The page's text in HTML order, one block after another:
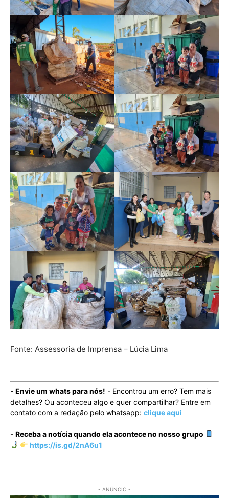
Fonte: Assessoria de Imprensa – Lúcia Lima
- Envie um whats para nós! - Encontrou um erro? Tem mais
detalhes? Ou aconteceu algo e quer compartilhar? Entre em
contato com a redação pelo whatsapp: clique aqui
- Receba a notícia quando ela acontece no nosso grupo
https://is.gd/2nA6u1
- ANÚNCIO -